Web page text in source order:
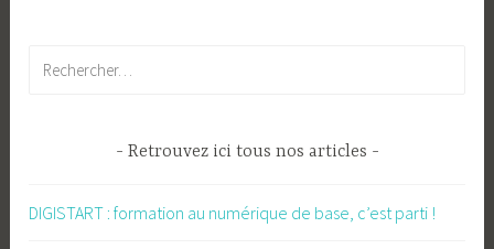
Retrouvez ici tous nos articles
DIGISTART : formation au numérique de base, c’est parti !